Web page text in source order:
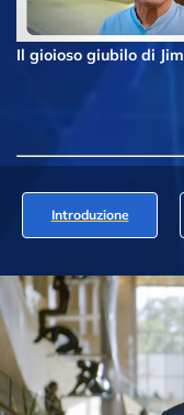
Il gioioso giubilo di
Introduzione